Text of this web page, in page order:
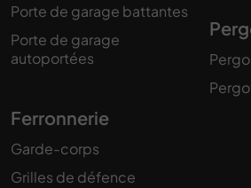
Porte de garage battantes
Porte de garage
autoportées
Ferronnerie
Garde-corps
Grilles de défence